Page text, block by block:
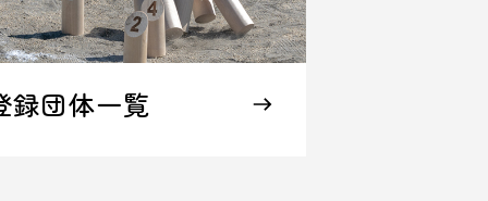
録団体一覧